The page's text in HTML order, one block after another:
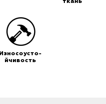
ткань
Износоусто-
йчивость